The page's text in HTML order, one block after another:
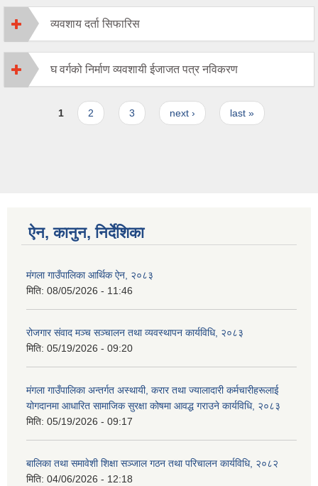
व्यवशाय दर्ता सिफारिस
घ वर्गको निर्माण व्यवशायी ईजाजत पत्र नविकरण
Pages
1 2 3 next › last »
ऐन, कानुन, निर्देशिका
मंगला गाउँपालिका आर्थिक ऐन, २०८३
मिति: 08/05/2026 - 11:46
रोजगार संवाद मञ्च सञ्चालन तथा व्यवस्थापन कार्यविधि, २०८३
मिति: 05/19/2026 - 09:20
मंगला गाउँपालिका अन्तर्गत अस्थायी, करार तथा ज्यालादारी कर्मचारीहरूलाई
योगदानमा आधारित सामाजिक सुरक्षा कोषमा आवद्ध गराउने कार्यविधि, २०८३
मिति: 05/19/2026 - 09:17
बालिका तथा समावेशी शिक्षा सञ्जाल गठन तथा परिचालन कार्यविधि, २०८२
मिति: 04/06/2026 - 12:18